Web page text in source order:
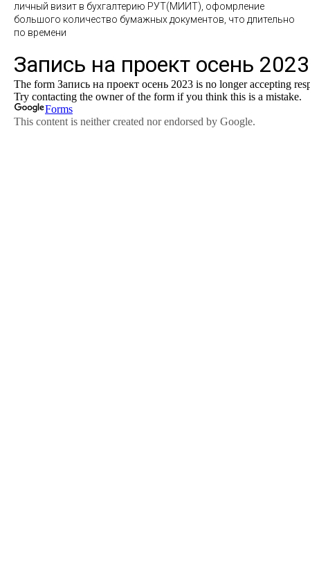
личный визит в бухгалтерию РУТ(МИИТ), офомрление
большого количество бумажных документов, что длительно
по времени